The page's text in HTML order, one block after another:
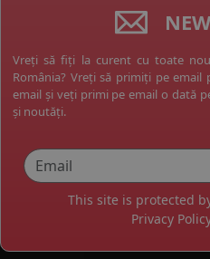
Vreți să fiți la curent cu toate
România? Vreți să primiți pe
email și veți primi pe email o dată
și noutăți.
This site is protected
Privacy